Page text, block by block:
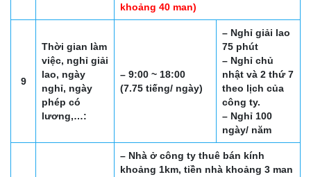
khoảng 40 man)
9
Thời gian làm
việc, nghỉ giải
lao, ngày
nghỉ, ngày
phép có
lương,…:
– 9:00 ~ 18:00
(7.75 tiếng/ ngày)
– Nghỉ giải lao
75 phút
– Nghỉ chủ
nhật và 2 thứ 7
theo lịch của
công ty.
– Nghỉ 100
ngày/ năm
– Nhà ở công ty thuê bán kính
khoảng 1km, tiền nhà khoảng 3 man